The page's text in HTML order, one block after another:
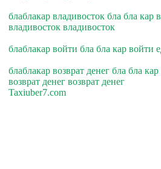
блаблакар владивосток бла бла кар
владивосток владивосток
блаблакар войти бла бла кар войти
блаблакар возврат денег бла бла
возврат денег возврат денег
Taxiuber7.com